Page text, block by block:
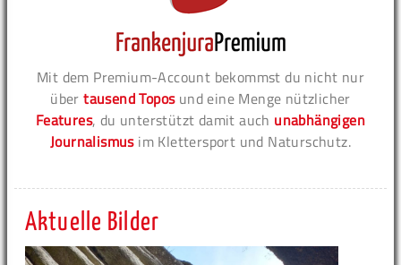
Mit dem Premium-Account bekommst du nicht nur
übertausend Toposund eine Menge nützlicher
Features, du unterstützt damit auch unabhängigen
Journalismusim Klettersport und Naturschutz.
Aktuelle Bilder